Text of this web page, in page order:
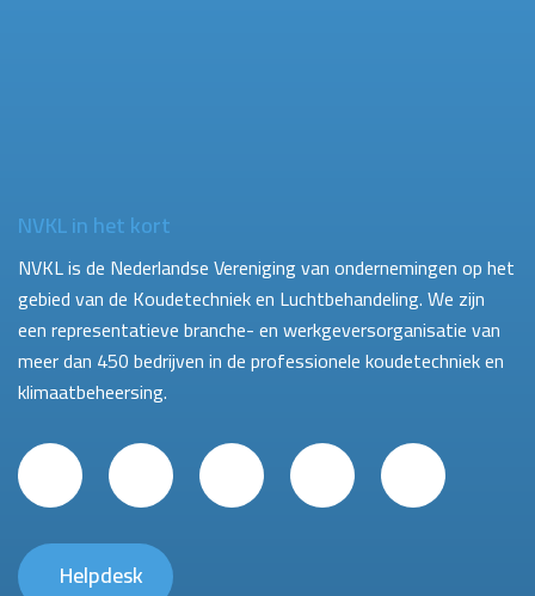
NVKL in het kort
NVKL is de Nederlandse Vereniging van ondernemingen op het
gebied van de Koudetechniek en Luchtbehandeling. We zijn
een representatieve branche- en werkgeversorganisatie van
meer dan 450 bedrijven in de professionele koudetechniek en
klimaatbeheersing.
Helpdesk